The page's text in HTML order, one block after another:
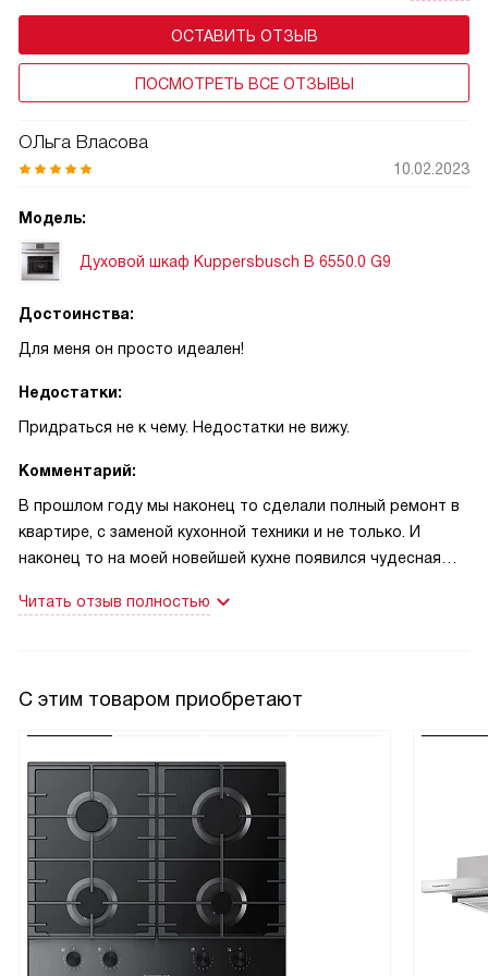
ОСТАВИТЬ ОТЗЫВ
ПОСМОТРЕТЬ ВСЕ ОТЗЫВЫ
ОЛьга Власова
10.02.2023
Модель:
Духовой шкаф Kuppersbusch B 6550.0 G9
Достоинства:
Для меня он просто идеален!
Недостатки:
Придраться не к чему. Недостатки не вижу.
Комментарий:
В прошлом году мы наконец то сделали полный ремонт в
квартире, с заменой кухонной техники и не только. И
наконец то на моей новейшей кухне появился чудесная
сестры вся техника такая, качество прекрасное, сборка
потрясающе. А уж о практической стороне можно
говорить часами – настолько все продумано до мелочей,
все сделано для удобства и для простоты одновременно.
Поэтому я уже знала, что именно я буду покупать для
своей обновленной кухни. Поскольку гарнитур у нас
вделан в светлом цвете я и духовой шкаф хотела светлый,
но не белый. На сайте этого магазина я увидела
и нужно было. Магазин вообще замечательный, здесь
большой выбор, на любой вкус и цвет, грамотный
консультант , с которым мы общались по телефону,
Читать отзыв полностью
С этим товаром приобретают